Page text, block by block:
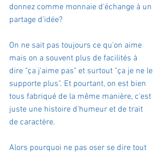
donnez comme monnaie d'échange à un
partage d'idée?
On ne sait pas toujours ce qu'on aime
mais on a souvent plus de facilités à
dire "ça j'aime pas" et surtout "ça je ne le
supporte plus". Et pourtant, on est bien
tous fabriqué de la même manière, c'est
juste une histoire d'humeur et de trait
de caractère.
Alors pourquoi ne pas oser se dire tout